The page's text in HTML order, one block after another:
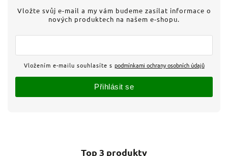
Top 3 produkty
Vložte svůj e-mail a my vám budeme zasílat informace o
nových produktech na našem e-shopu.
Vložením e-mailu souhlasíte s podmínkami ochrany osobních údajů
Přihlásit se